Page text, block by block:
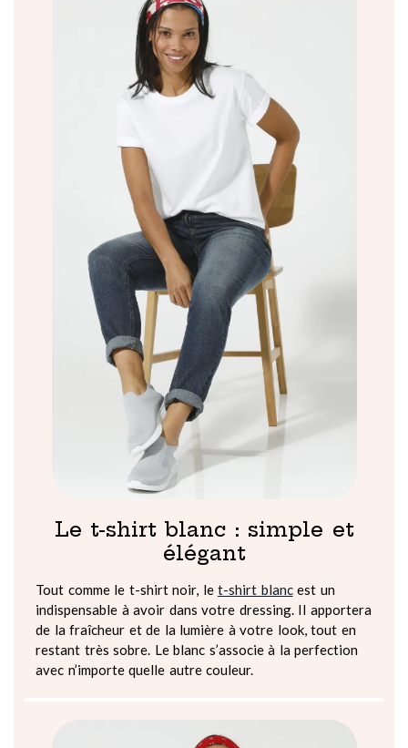
Le t-shirt blanc : simple et
élégant
Tout comme le t-shirt noir, le t-shirt blancest un
indispensable à avoir dans votre dressing. Il apportera
de la fraîcheur et de la lumière à votre look, tout en
restant très sobre. Le blanc s’associe à la perfection
avec n’importe quelle autre couleur.